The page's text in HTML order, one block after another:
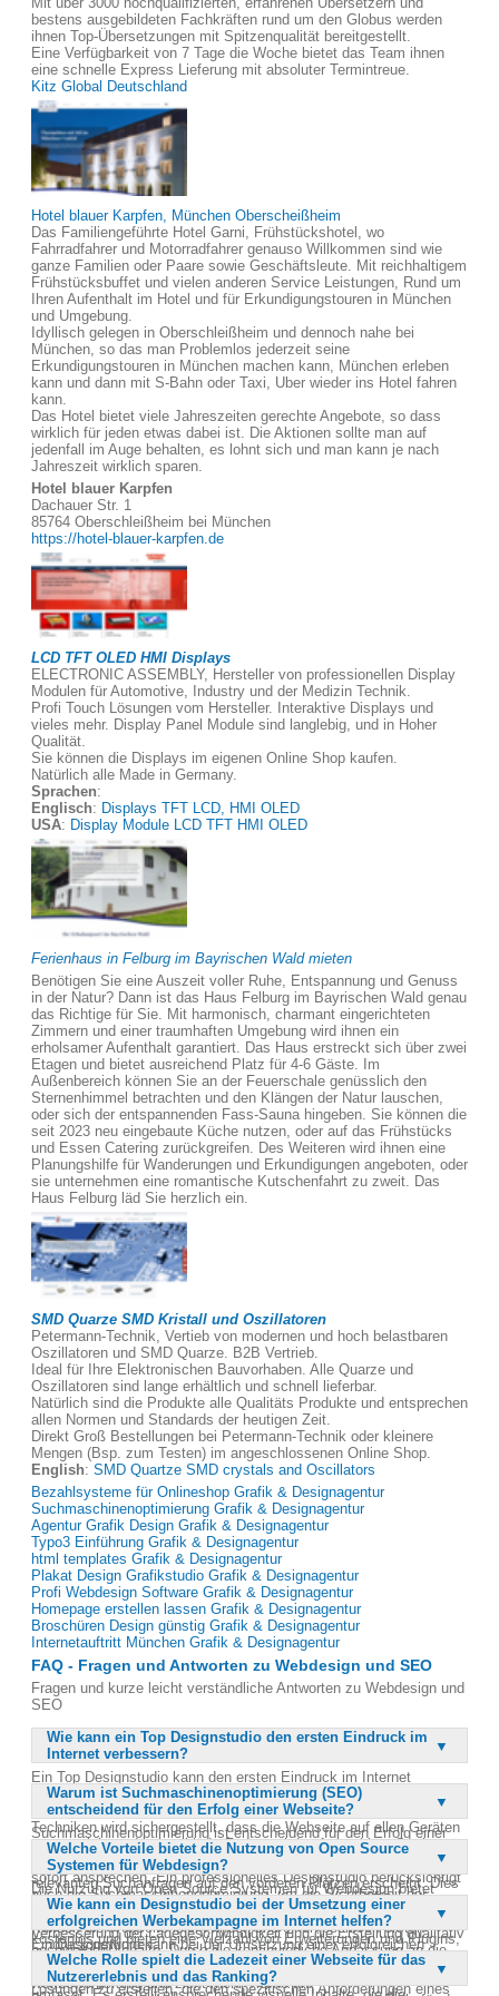
bestens ausgebildeten Fachkräften rund um den Globus werden
ihnen Top-Übersetzungen mit Spitzenqualität bereitgestellt.
Eine Verfügbarkeit von 7 Tage die Woche bietet das Team ihnen
eine schnelle Express Lieferung mit absoluter Termintreue.
Kitz Global Deutschland
Hotel blauer Karpfen, München Oberscheißheim
Das Familiengeführte Hotel Garni, Frühstückshotel, wo
Fahrradfahrer und Motorradfahrer genauso Willkommen sind wie
ganze Familien oder Paare sowie Geschäftsleute. Mit reichhaltigem
Frühstücksbuffet und vielen anderen Service Leistungen, Rund um
Ihren Aufenthalt im Hotel und für Erkundigungstouren in München
und Umgebung.
Idyllisch gelegen in Oberschleißheim und dennoch nahe bei
München, so das man Problemlos jederzeit seine
Erkundigungstouren in München machen kann, München erleben
kann und dann mit S-Bahn oder Taxi, Uber wieder ins Hotel fahren
kann.
Das Hotel bietet viele Jahreszeiten gerechte Angebote, so dass
wirklich für jeden etwas dabei ist. Die Aktionen sollte man auf
jedenfall im Auge behalten, es lohnt sich und man kann je nach
Jahreszeit wirklich sparen.
Hotel blauer Karpfen
Dachauer Str. 1
85764 Oberschleißheim bei München
https://hotel-blauer-karpfen.de
LCD TFT OLED HMI Displays
ELECTRONIC ASSEMBLY, Hersteller von professionellen Display
Modulen für Automotive, Industry und der Medizin Technik.
Profi Touch Lösungen vom Hersteller. Interaktive Displays und
vieles mehr. Display Panel Module sind langlebig, und in Hoher
Qualität.
Sie können die Displays im eigenen Online Shop kaufen.
Natürlich alle Made in Germany.
Sprachen:
Englisch: Displays TFT LCD, HMI OLED
USA: Display Module LCD TFT HMI OLED
Ferienhaus in Felburg im Bayrischen Wald mieten
Benötigen Sie eine Auszeit voller Ruhe, Entspannung und Genuss
in der Natur? Dann ist das Haus Felburg im Bayrischen Wald genau
das Richtige für Sie. Mit harmonisch, charmant eingerichteten
Zimmern und einer traumhaften Umgebung wird ihnen ein
erholsamer Aufenthalt garantiert. Das Haus erstreckt sich über zwei
Etagen und bietet ausreichend Platz für 4-6 Gäste. Im
Außenbereich können Sie an der Feuerschale genüsslich den
Sternenhimmel betrachten und den Klängen der Natur lauschen,
oder sich der entspannenden Fass-Sauna hingeben. Sie können die
seit 2023 neu eingebaute Küche nutzen, oder auf das Frühstücks
und Essen Catering zurückgreifen. Des Weiteren wird ihnen eine
Planungshilfe für Wanderungen und Erkundigungen angeboten, oder
sie unternehmen eine romantische Kutschenfahrt zu zweit. Das
Haus Felburg läd Sie herzlich ein.
SMD Quarze SMD Kristall und Oszillatoren
Petermann-Technik, Vertieb von modernen und hoch belastbaren
Oszillatoren und SMD Quarze. B2B Vertrieb.
Ideal für Ihre Elektronischen Bauvorhaben. Alle Quarze und
Oszillatoren sind lange erhältlich und schnell lieferbar.
Natürlich sind die Produkte alle Qualitäts Produkte und entsprechen
allen Normen und Standards der heutigen Zeit.
Direkt Groß Bestellungen bei Petermann-Technik oder kleinere
Mengen (Bsp. zum Testen) im angeschlossenen Online Shop.
English: SMD Quartze SMD crystals and Oscillators
Bezahlsysteme für Onlineshop Grafik & Designagentur
Suchmaschinenoptimierung Grafik & Designagentur
Agentur Grafik Design Grafik & Designagentur
Typo3 Einführung Grafik & Designagentur
html templates Grafik & Designagentur
Plakat Design Grafikstudio Grafik & Designagentur
Profi Webdesign Software Grafik & Designagentur
Homepage erstellen lassen Grafik & Designagentur
Broschüren Design günstig Grafik & Designagentur
Internetauftritt München Grafik & Designagentur
FAQ - Fragen und Antworten zu Webdesign und SEO
Fragen und kurze leicht verständliche Antworten zu Webdesign und
SEO
Wie kann ein Top Designstudio den ersten Eindruck im
Internet verbessern?
Ein Top Designstudio kann den ersten Eindruck im Internet
verbessern, indem es eine ansprechende und benutzerfreundliche
Webseite gestaltet. Durch den Einsatz moderner Webdesign-
Techniken wird sichergestellt, dass die Webseite auf allen Geräten
gut aussieht und schnell lädt. Zudem wird auf eine klare Struktur
und ansprechende visuelle Elemente geachtet, die den Besucher
sofort ansprechen. Ein professionelles Designstudio berücksichtigt
auch die Suchmaschinenoptimierung, um die Sichtbarkeit der
Webseite zu erhöhen. So wird sichergestellt, dass potenzielle
Kunden die Webseite leicht finden und einen positiven ersten
Eindruck gewinnen.
Warum ist Suchmaschinenoptimierung (SEO)
entscheidend für den Erfolg einer Webseite?
Suchmaschinenoptimierung ist entscheidend für den Erfolg einer
Webseite, da sie die Sichtbarkeit in Suchmaschinen wie Google
erhöht. Eine gute SEO-Strategie sorgt dafür, dass die Webseite bei
relevanten Suchanfragen auf den vorderen Plätzen erscheint. Dies
führt zu mehr Besuchern und potenziellen Kunden. SEO umfasst
verschiedene Techniken, wie die Optimierung von Keywords, die
Verbesserung der Ladegeschwindigkeit und die Erstellung qualitativ
hochwertiger Inhalte. Durch die kontinuierliche Anpassung an die
Algorithmen der Suchmaschinen bleibt die Webseite
wettbewerbsfähig und zieht mehr Traffic an.
Welche Vorteile bietet die Nutzung von Open Source
Systemen für Webdesign?
Die Nutzung von Open Source Systemen für Webdesign bietet
zahlreiche Vorteile, darunter Kosteneffizienz und Flexibilität. Open
Source Systeme wie Typo3 und WordPress sind in der Regel
kostenlos und bieten eine Vielzahl von Erweiterungen und Plugins,
die die Funktionalität der Webseite verbessern können. Sie
ermöglichen es Designern und Entwicklern, maßgeschneiderte
Lösungen zu erstellen, die den spezifischen Anforderungen eines
Wie kann ein Designstudio bei der Umsetzung einer
erfolgreichen Werbekampagne im Internet helfen?
Ein Designstudio kann bei der Umsetzung einer erfolgreichen
Werbekampagne im Internet helfen, indem es eine umfassende
Strategie entwickelt, die sowohl Design als auch Marketing
Welche Rolle spielt die Ladezeit einer Webseite für das
Nutzererlebnis und das Ranking?